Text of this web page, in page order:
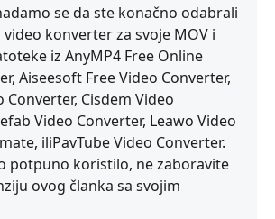
se da ste konačno odabrali
konverter za svoje MOV i
iz AnyMP4 Free Online
Aiseesoft Free Video Converter,
Converter, Cisdem Video
Video Converter, Leawo Video
iliPavTube Video Converter.
potpuno koristilo, ne zaboravite
ovog članka sa svojim